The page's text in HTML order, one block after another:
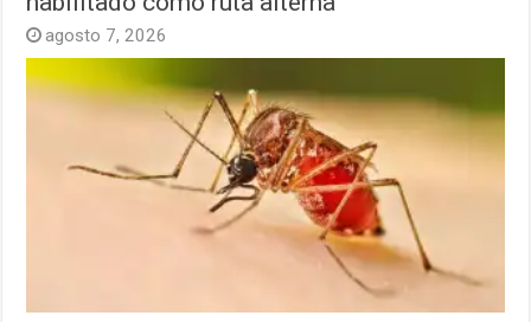
agosto 7, 2026